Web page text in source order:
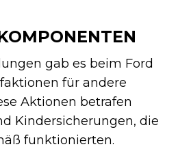
gab es beim Ford
für andere
Aktionen betrafen
Kindersicherungen, die
funktionierten.